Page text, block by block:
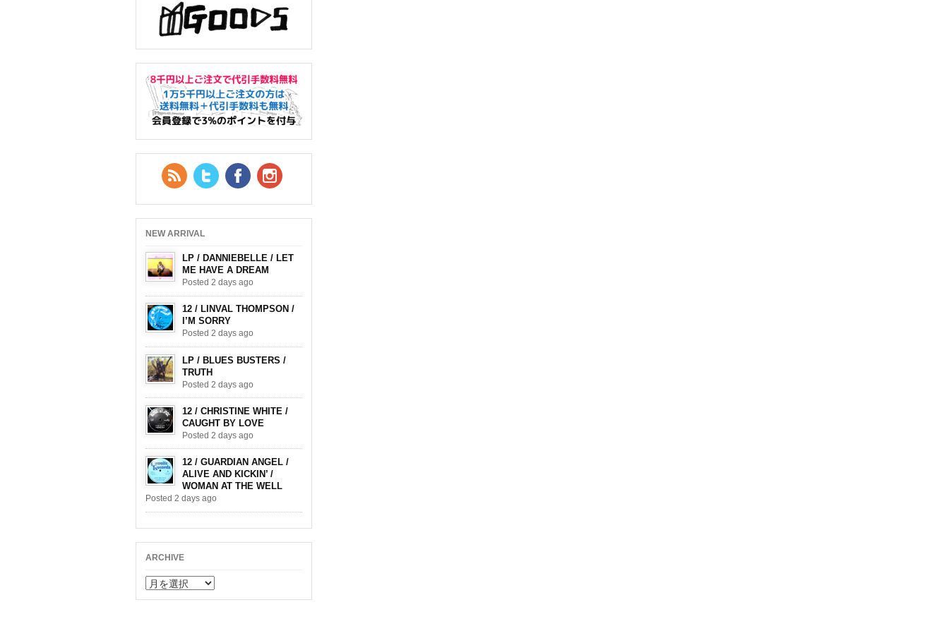
RSS FeedTwitter Facebook
NEW ARRIVAL
LP / DANNIEBELLE / LET
ME HAVE A DREAM
Posted 2 days ago
12 / LINVAL THOMPSON /
I’M SORRY
Posted 2 days ago
LP / BLUES BUSTERS /
TRUTH
Posted 2 days ago
12 / CHRISTINE WHITE /
CAUGHT BY LOVE
Posted 2 days ago
12 / GUARDIAN ANGEL /
ALIVE AND KICKIN’ /
WOMAN AT THE WELL
Posted 2 days ago
ARCHIVE
ARCHIVE